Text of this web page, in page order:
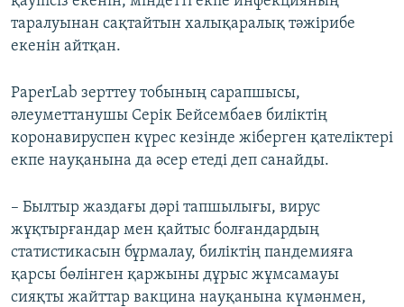
таралуынан сақтайтын халықаралық тәжірибе
екенін айтқан.
PaperLab зерттеу тобының сарапшысы,
әлеуметтанушы Серік Бейсембаев биліктің
коронавируспен күрес кезінде жіберген қателіктері
екпе науқанына да әсер етеді деп санайды.
– Былтыр жаздағы дәрі тапшылығы, вирус
жұқтырғандар мен қайтыс болғандардың
статистикасын бұрмалау, биліктің пандемияға
қарсы бөлінген қаржыны дұрыс жұмсамауы
сияқты жайттар вакцина науқанына күмәнмен,